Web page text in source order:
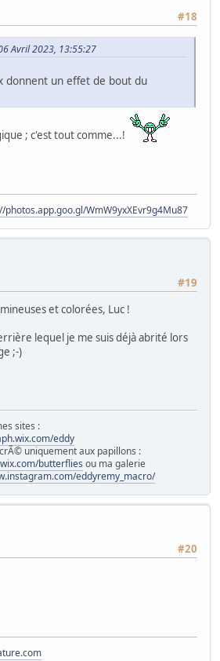
#18
Avril 2023, 13:55:27
donnent un effet de bout du
; c'est tout comme...!
photos.app.goo.gl/WmW9yxXEvr9g4Mu87
#19
et colorées, Luc !
lequel je me suis déjà abrité lors
;-)
sites :
eddy
uniquement aux papillons :
butterflies ou ma galerie
eddyremy_macro/
#20